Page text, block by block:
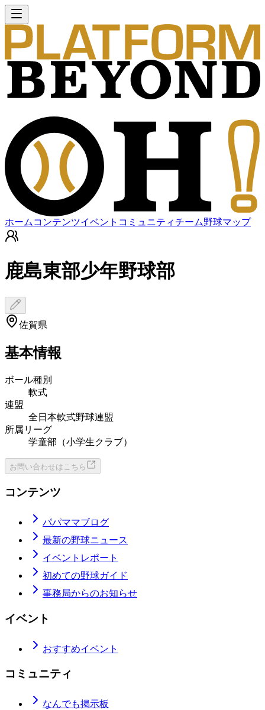
ホーム コンテンツイベント コミュニティチーム野球マップ
鹿島東部少年野球部
佐賀県
基本情報
ボール種別
軟式
連盟
全日本軟式野球連盟
所属リーグ
学童部（小学生クラブ）
お問い合わせはこちら
コンテンツ
パパママブログ
最新の野球ニュース
イベントレポート
初めての野球ガイド
事務局からのお知らせ
イベント
おすすめイベント
コミュニティ
なんでも掲示板